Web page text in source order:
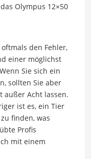
Olympus 12×50
den Fehler,
einer möglichst
Sie sich ein
sollten Sie aber
außer Acht lassen.
ist es, ein Tier
finden, was
Profis
mit einem